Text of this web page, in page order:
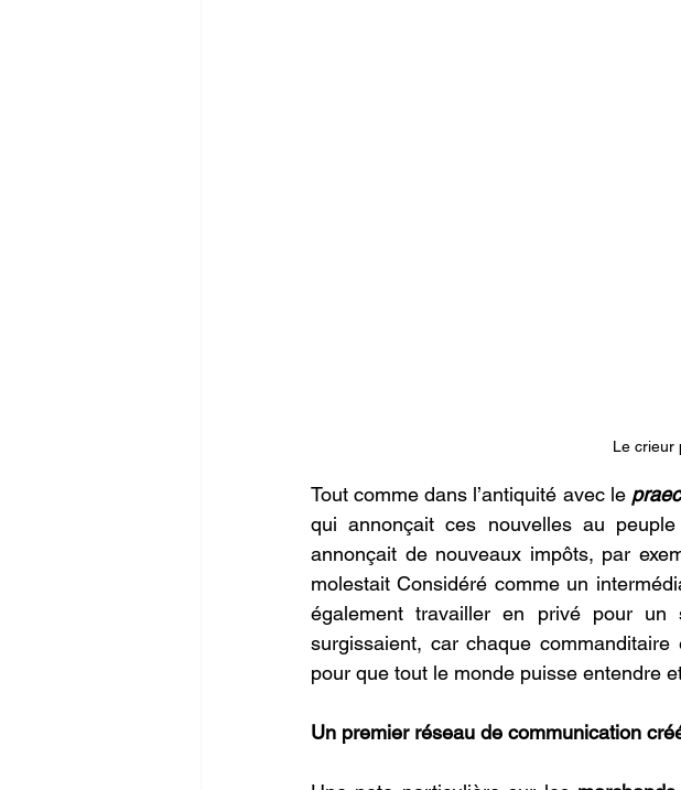
Le crieur
Tout comme dans l’antiquité avec le
qui annonçait ces nouvelles au
annonçait de nouveaux impôts, par
molestait Considéré comme un
également travailler en privé pour un
surgissaient, car chaque
pour que tout le monde puisse entendre
Un premier réseau de communication